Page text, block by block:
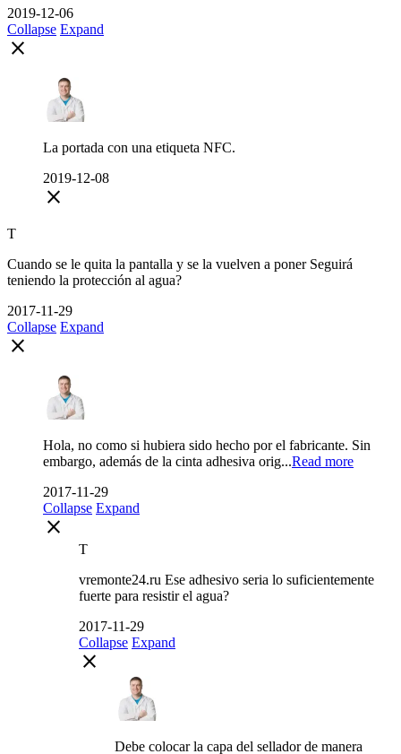
2019-12-06
Collapse Expand
close
La portada con una etiqueta NFC.
2019-12-08
close
T
Cuando se le quita la pantalla y se la vuelven a poner Seguirá
teniendo la protección al agua?
2017-11-29
Collapse Expand
close
Hola, no como si hubiera sido hecho por el fabricante. Sin
embargo, además de la cinta adhesiva orig...Read more
2017-11-29
Collapse Expand
close
T
vremonte24.ru Ese adhesivo seria lo suficientemente
fuerte para resistir el agua?
2017-11-29
Collapse Expand
close
Debe colocar la capa del sellador de manera